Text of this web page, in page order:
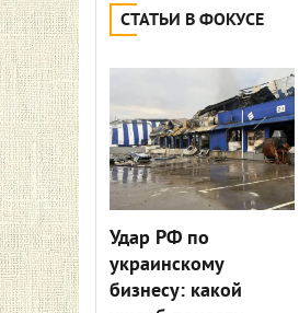
СТАТЬИ В ФОКУСЕ
Удар РФ по
украинскому
бизнесу: какой